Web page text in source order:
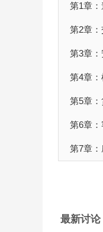
第1章
第2章
第3章
第4章
第5章
第6章
第7章
最新讨论